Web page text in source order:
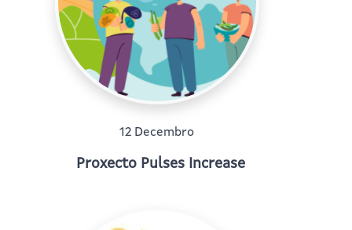
12 Decembro
Proxecto Pulses Increase